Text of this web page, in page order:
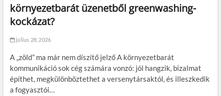
környezetbarát üzenetből greenwashing-
kockázat?
július 28, 2026
A „zöld” ma már nem díszítő jelző A környezetbarát
kommunikáció sok cég számára vonzó: jól hangzik, bizalmat
építhet, megkülönböztethet a versenytársaktól, és illeszkedik
a fogyasztói…